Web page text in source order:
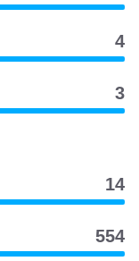
4
3
14
554